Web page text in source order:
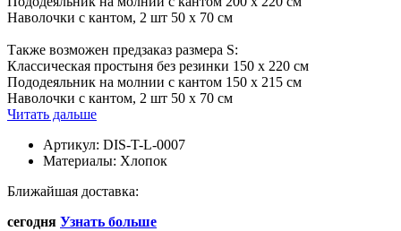
Наволочки с кантом, 2 шт 50 x 70 см
Также возможен предзаказ размера S:
Классическая простыня без резинки 150 x 220 см
Пододеяльник на молнии с кантом 150 x 215 см
Наволочки с кантом, 2 шт 50 x 70 см
Читать дальше
Артикул: DIS-T-L-0007
Материалы: Хлопок
Ближайшая доставка:
сегодня Узнать больше